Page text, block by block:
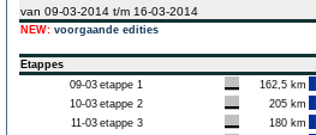
van 09-03-2014 t/m 16-03-2014
NEW: voorgaande edities
Etappes
09-03 etappe 1
162,5 km
10-03 etappe 2
205 km
11-03 etappe 3
180 km